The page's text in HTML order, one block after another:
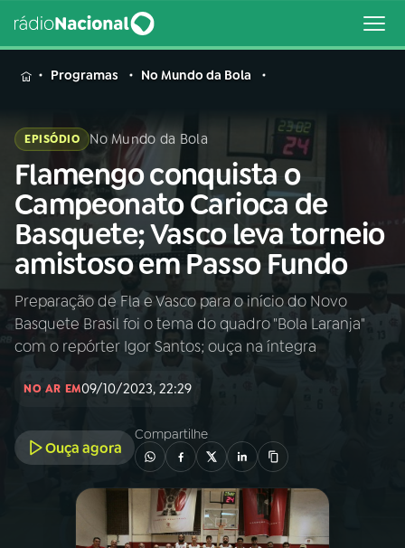
MENU
Buscar
na
Rádio
Nacional
Buscar
AO VIVO
01INÍCIO
02A RÁDIO
03PROGRAMAÇÃO
PROGRAMAS
Programas No Mundo da Bola
EPISÓDIO No Mundo da Bola
Flamengo conquista o
Campeonato Carioca de
Basquete; Vasco leva torneio
amistoso em Passo Fundo
Preparação de Fla e Vasco para o início do Novo
Basquete Brasil foi o tema do quadro "Bola Laranja"
com o repórter Igor Santos; ouça na íntegra
NO AR EM09/10/2023, 22:29
Ouça agora
Compartilhe